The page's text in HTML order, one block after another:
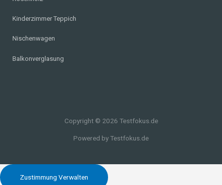
Kinderzimmer Teppich
Nischenwagen
Balkonverglasung
Copyright © 2026 Testfokus.de
Powered by Testfokus.de
Zustimmung Verwalten